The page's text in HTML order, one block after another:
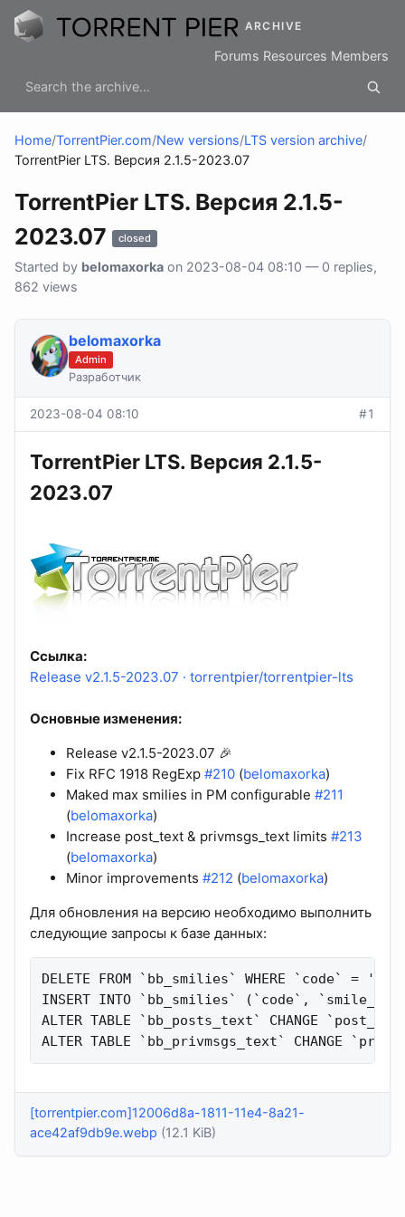
ARCHIVE
Forums Resources Members
Home/TorrentPier.com/New versions/LTS version archive/
TorrentPier LTS. Версия 2.1.5-2023.07
TorrentPier LTS. Версия 2.1.5-
2023.07
closed
Started by belomaxorka on 2023-08-04 08:10 — 0 replies,
862 views
belomaxorka
Admin
Разработчик
2023-08-04 08:10 #1
TorrentPier LTS. Версия 2.1.5-
2023.07
Ссылка:
Release v2.1.5-2023.07 · torrentpier/torrentpier-lts
Основные изменения:
Release v2.1.5-2023.07 🎉
Fix RFC 1918 RegExp #210 (belomaxorka)
Maked max smilies in PM configurable #211
(belomaxorka)
Increase post_text & privmsgs_text limits #213
(belomaxorka)
Minor improvements #212 (belomaxorka)
Для обновления на версию необходимо выполнить
следующие запросы к базе данных:
DELETE FROM `bb_smilies` WHERE `code` =
INSERT INTO `bb_smilies` (`code`,
ALTER TABLE `bb_posts_text` CHANGE
ALTER TABLE `bb_privmsgs_text` CHANGE
[torrentpier.com]12006d8a-1811-11e4-8a21-
ace42af9db9e.webp (12.1 KiB)